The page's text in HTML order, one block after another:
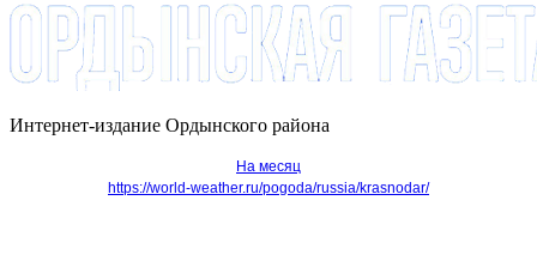
Интернет-издание Ордынского района
На месяц
https://world-weather.ru/pogoda/russia/krasnodar/